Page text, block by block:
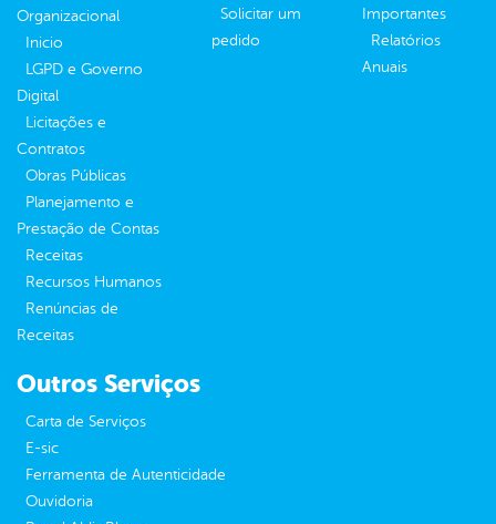
Organizacional
Inicio
LGPD e Governo
Digital
Licitações e
Contratos
Obras Públicas
Planejamento e
Prestação de Contas
Receitas
Recursos Humanos
Renúncias de
Receitas
Solicitar um
pedido
Importantes
Relatórios
Anuais
Outros Serviços
Carta de Serviços
E-sic
Ferramenta de Autenticidade
Ouvidoria